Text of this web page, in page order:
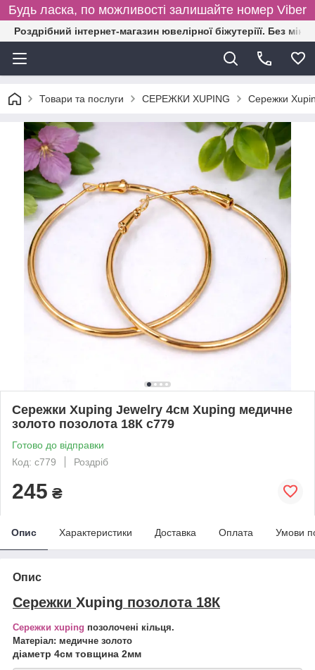
Будь ласка, по можливості залишайте номер Viber
Роздрібний інтернет-магазин ювелірної біжутеріїї. Без
Товари та послуги СЕРЕЖКИ XUPING Сережки
Сережки Xuping Jewelry 4см Xuping медичне
золото позолота 18К с779
Готово до відправки
Код: с779
Роздріб
245 ₴
Опис Характеристики Доставка Оплата Умови
Опис
Сережки Xuping позолота 18К
Сережки xuping позолочені кільця.
Матеріал: медичне золото
діаметр 4см товщина 2мм